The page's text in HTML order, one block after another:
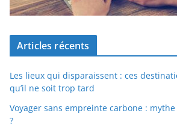
Articles récents
Les lieux qui disparaissent : ces
qu’il ne soit trop tard
Voyager sans empreinte carbone :
?